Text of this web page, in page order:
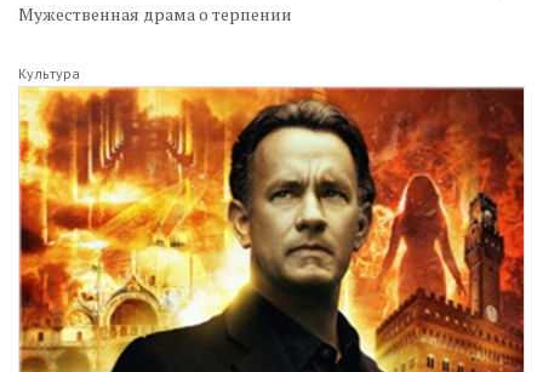
Мужественная драма о терпении
Культура